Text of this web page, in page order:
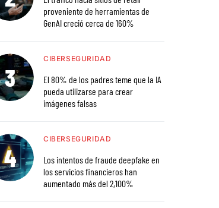
proveniente de herramientas de
GenAI creció cerca de 160%
CIBERSEGURIDAD
El 80% de los padres teme que la IA
pueda utilizarse para crear
imágenes falsas
CIBERSEGURIDAD
Los intentos de fraude deepfake en
los servicios financieros han
aumentado más del 2,100%